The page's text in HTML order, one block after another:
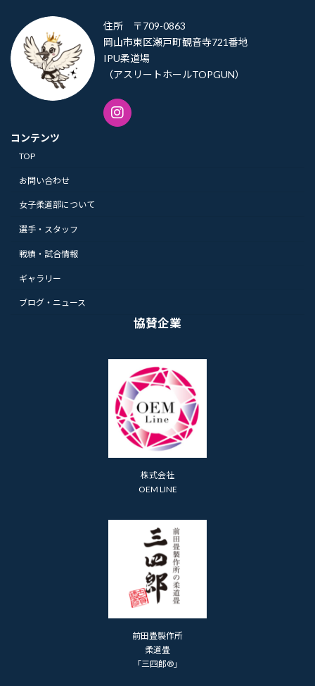
住所 〒709-0863
岡山市東区瀬戸町観音寺721番地
IPU柔道場
（アスリートホールTOPGUN）
コンテンツ
TOP
お問い合わせ
女子柔道部について
選手・スタッフ
戦績・試合情報
ギャラリー
ブログ・ニュース
協賛企業
株式会社
OEM LINE
前田畳製作所
柔道畳
「三四郎®」